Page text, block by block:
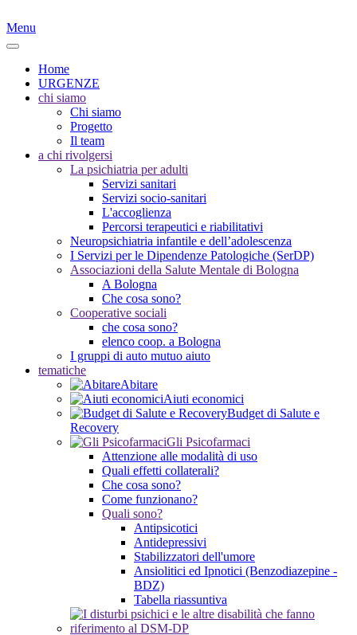
Menu
Home
URGENZE
chi siamo
Chi siamo
Progetto
Il team
a chi rivolgersi
La psichiatria per adulti
Servizi sanitari
Servizi socio-sanitari
L'accoglienza
Percorsi terapeutici e riabilitativi
Neuropsichiatria infantile e dell’adolescenza
I Servizi per le Dipendenze Patologiche (SerDP)
Associazioni della Salute Mentale di Bologna
A Bologna
Che cosa sono?
Cooperative sociali
che cosa sono?
elenco coop. a Bologna
I gruppi di auto mutuo aiuto
tematiche
Abitare
Aiuti economici
Budget di Salute e
Recovery
Gli Psicofarmaci
Attenzione alle modalità di uso
Quali effetti collaterali?
Che cosa sono?
Come funzionano?
Quali sono?
Antipsicotici
Antidepressivi
Stabilizzatori dell'umore
Ansiolitici ed Ipnotici (Benzodiazepine -
BDZ)
Tabella riassuntiva